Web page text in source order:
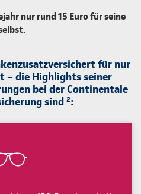
nur rund 15 Euro für seine
für nur
– die Highlights seiner
bei der Continentale
sind ²: